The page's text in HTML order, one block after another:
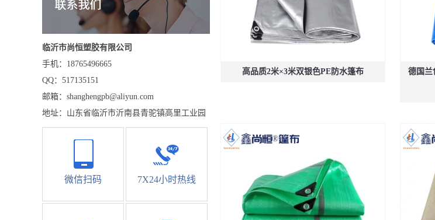
临沂市尚恒塑胶有限公司
手机：18765496665
QQ：517135151
邮箱：shanghengpb@aliyun.com
地址：山东省临沂市沂南县青驼镇高里工业园
微信扫码 7X24小时热线
高品质2米×3米双银色PE防水篷布 德国兰